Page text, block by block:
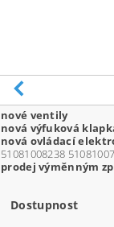
nové ventily
nová výfuková
nová ovládací
51081008238
prodej výměnným
Dostupnost